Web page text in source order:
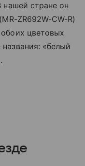
нашей стране он
ZR692W-CW-R)
цветовых
«белый